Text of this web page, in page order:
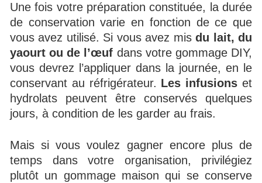
Une fois votre préparation constituée, la durée
de conservation varie en fonction de ce que
vous avez utilisé. Si vous avez misdu lait, du
yaourt ou de l’œuf dans votre gommage DIY,
vous devrez l’appliquer dans la journée, en le
conservant au réfrigérateur. Les infusionset
hydrolats peuvent être conservés quelques
jours, à condition de les garder au frais.
Mais si vous voulez gagner encore plus de
temps dans votre organisation, privilégiez
plutôt un gommage maison qui se conserve